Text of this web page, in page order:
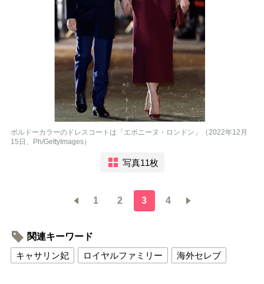
ボルドーカラーのドレスコートは「エポニーヌ・ロンドン」（2022年12月
15日、Ph/GettyImages）
写真11枚
1 2 3 4
関連キーワード
キャサリン妃
ロイヤルファミリー 海外セレブ